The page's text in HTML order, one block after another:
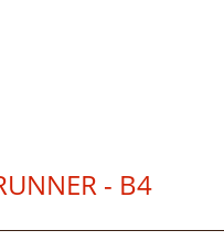
- B4